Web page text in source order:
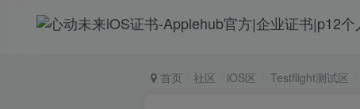
首页 社区 iOS区 Testflight测试区